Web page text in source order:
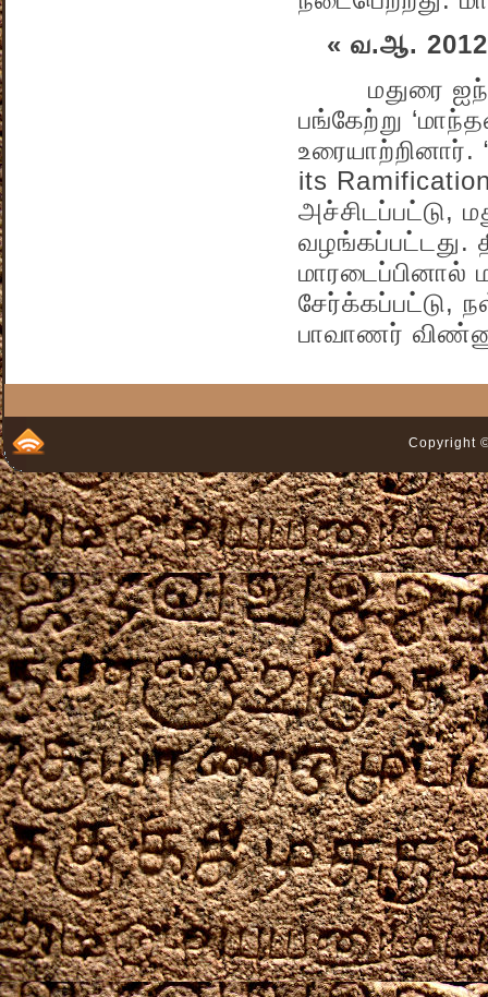
« வ.ஆ. 2012
மதுரை
பங்கேற்று
உரையாற்றினார்.
its
அச்சிடப்பட்டு,
வழங்கப்பட்டது.
மாரடைப்பினால்
சேர்க்கப்பட்டு,
பாவாணர்
Copyright